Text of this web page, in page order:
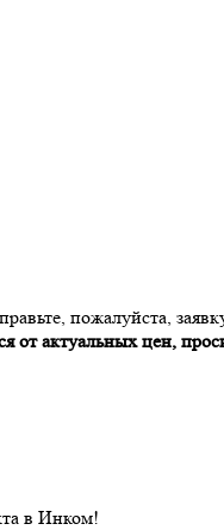
пожалуйста,
от актуальных цен,
в Инком!